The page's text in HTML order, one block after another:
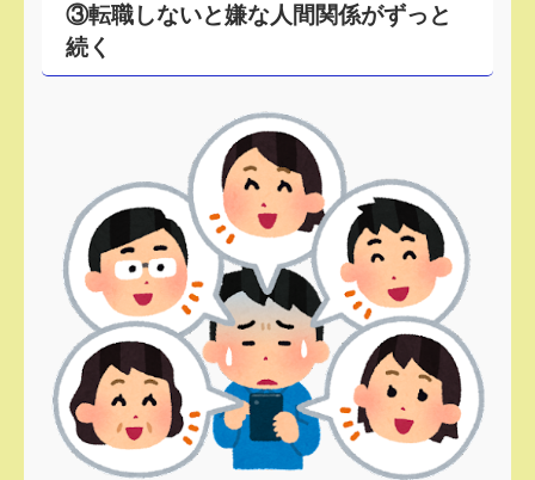
③転職しないと嫌な人間関係がずっと
続く